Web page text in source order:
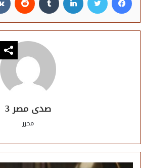
صدى مصر 3
محرر